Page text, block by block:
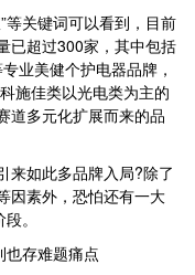
关键词可以看到，目前
已超过300家，其中包括
业美健个护电器品牌，
施佳类以光电类为主的
道多元化扩展而来的品
如此多品牌入局?除了
因素外，恐怕还有一大
。
存难题痛点